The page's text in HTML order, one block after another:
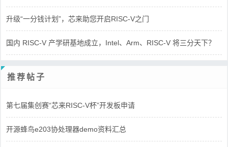
升级“一分钱计划”，芯来助您开启RISC-V之门
国内 RISC-V 产学研基地成立，Intel、Arm、RISC-V 将三分天下？
推荐帖子
第七届集创赛“芯来RISC-V杯”开发板申请
开源蜂鸟e203协处理器demo资料汇总